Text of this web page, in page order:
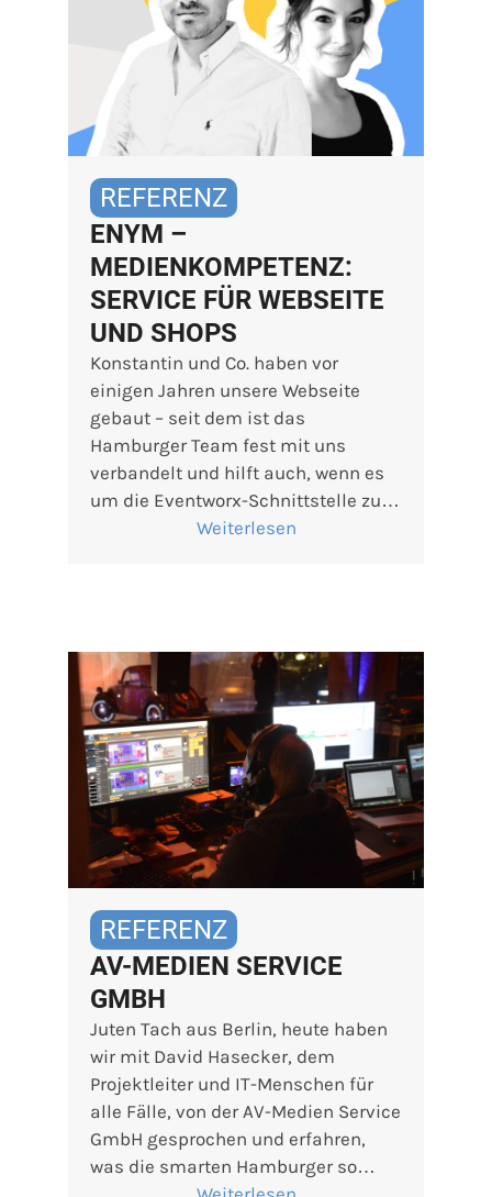
REFERENZ
ENYM –
MEDIENKOMPETENZ:
SERVICE FÜR WEBSEITE
UND SHOPS
Konstantin und Co. haben vor
einigen Jahren unsere Webseite
gebaut – seit dem ist das
Hamburger Team fest mit uns
verbandelt und hilft auch, wenn es
um die Eventworx-Schnittstelle zu…
Weiterlesen
REFERENZ
AV-MEDIEN SERVICE
GMBH
Juten Tach aus Berlin, heute haben
wir mit David Hasecker, dem
Projektleiter und IT-Menschen für
alle Fälle, von der AV-Medien Service
GmbH gesprochen und erfahren,
was die smarten Hamburger so…